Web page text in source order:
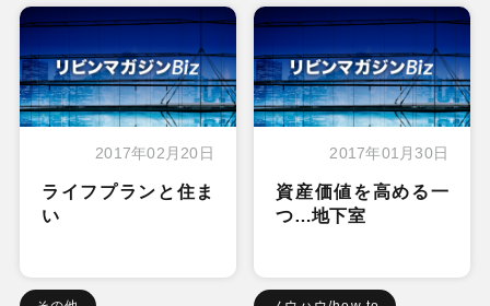
2017年02月20日
ライフプランと住ま
い
2017年01月30日
資産価値を高める一
つ…地下室